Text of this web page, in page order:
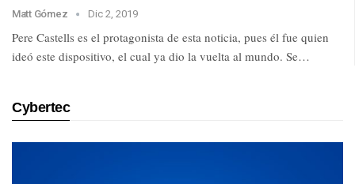
Matt Gómez Dic 2, 2019
Pere Castells es el protagonista de esta noticia, pues él fue quien
ideó este dispositivo, el cual ya dio la vuelta al mundo. Se…
Cybertec